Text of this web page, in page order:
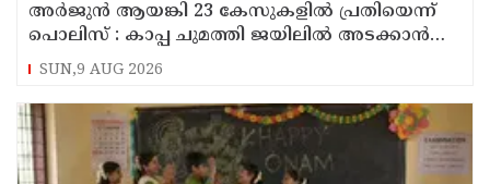
അര്‍ജുന്‍ ആയങ്കി 23 കേസുകളില്‍ പ്രതിയെന്ന്
പൊലിസ് : കാപ്പ ചുമത്തി ജയിലില്‍ അടക്കാന്‍
നീക്കം
SUN,9 AUG 2026